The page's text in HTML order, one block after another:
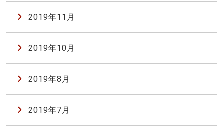
2019年11月
2019年10月
2019年8月
2019年7月